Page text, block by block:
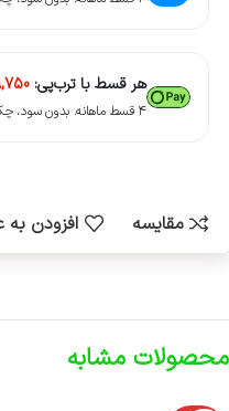
هر قسط با ترب‌پی:
۴ قسط ماهانه. بدون سود، چک و ضامن.
مقایسه افزودن به
محصولات مشابه